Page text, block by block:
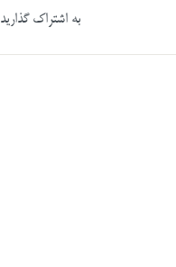
به اشتراک گذارید